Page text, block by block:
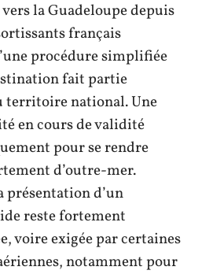
la Guadeloupe depuis
français
procédure simplifiée
fait partie
territoire national. Une
en cours de validité
pour se rendre
d’outre-mer.
présentation d’un
reste fortement
voire exigée par certaines
notamment pour